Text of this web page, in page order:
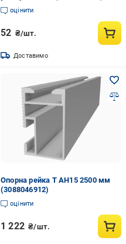
оцінити
52 ₴/шт.
Доставимо
Опорна рейка Т АН15 2500 мм
(3088046912)
оцінити
1 222 ₴/шт.